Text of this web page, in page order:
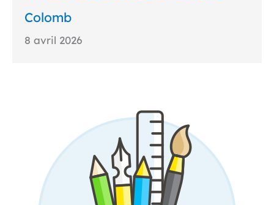
Colomb
8 avril 2026